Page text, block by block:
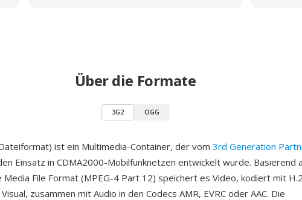
Über die Formate
3G2 OGG
ist ein Multimedia-Container, der vom 3rd Generation
Einsatz in CDMA2000-Mobilfunknetzen entwickelt wurde. Basierend
Media File Format (MPEG-4 Part 12) speichert es Video, kodiert mit
zusammen mit Audio in den Codecs AMR, EVRC oder AAC. Die